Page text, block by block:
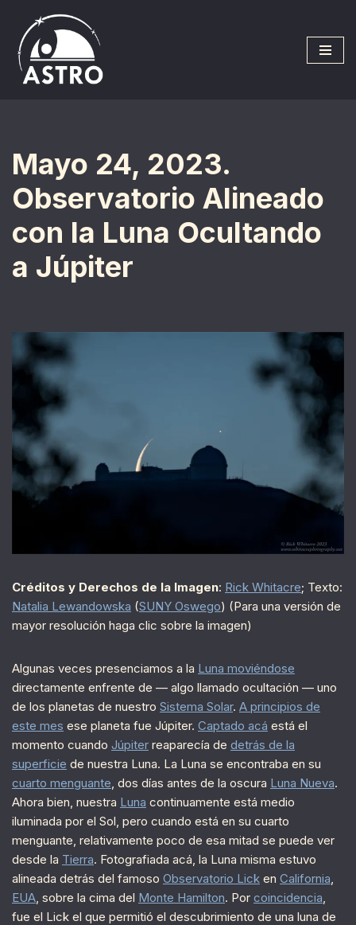
Saltar
al
contenido
Mayo 24, 2023.
Observatorio Alineado
con la Luna Ocultando
a Júpiter
Créditos y Derechos de la Imagen: Rick Whitacre; Texto:
Natalia Lewandowska (SUNY Oswego) (Para una versión de
mayor resolución haga clic sobre la imagen)
Algunas veces presenciamos a la Luna moviéndose
directamente enfrente de — algo llamado ocultación — uno
de los planetas de nuestro Sistema Solar. A principios de
este mes ese planeta fue Júpiter. Captado acá está el
momento cuando Júpiter reaparecía de detrás de la
superficie de nuestra Luna. La Luna se encontraba en su
cuarto menguante, dos días antes de la oscura Luna Nueva.
Ahora bien, nuestra Luna continuamente está medio
iluminada por el Sol, pero cuando está en su cuarto
menguante, relativamente poco de esa mitad se puede ver
desde la Tierra. Fotografiada acá, la Luna misma estuvo
alineada detrás del famoso Observatorio Lick en California,
EUA, sobre la cima del Monte Hamilton. Por coincidencia,
fue el Lick el que permitió el descubrimiento de una luna de